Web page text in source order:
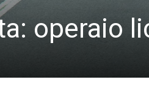
operaio